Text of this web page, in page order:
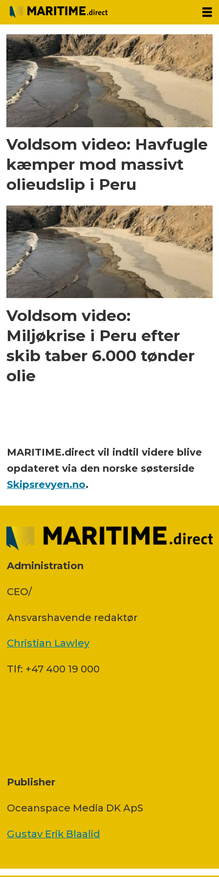
Tag:
olieraffinaderi
Voldsom video: Havfugle
kæmper mod massivt
olieudslip i Peru
Voldsom video:
Miljøkrise i Peru efter
skib taber 6.000 tønder
olie
MARITIME.direct vil indtil videre blive
opdateret via den norske søsterside
Skipsrevyen.no.
Administration
CEO/
Ansvars­havende redaktør
Christian Lawley
Tlf: +47 400 19 000
Publisher
Oceanspace Media DK ApS
Gustav Erik Blaalid